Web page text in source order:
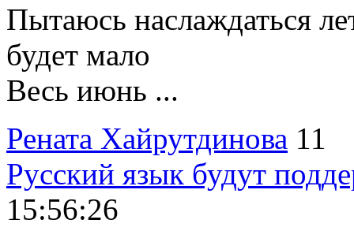
Пытаюсь наслаждаться
будет мало
Весь июнь ...
Рената Хайрутдинова 11
Русский язык будут
15:56:26